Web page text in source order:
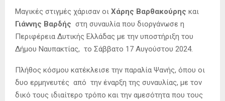
Μαγικές στιγμές χάρισαν οι Χάρης Βαρθακούρης και
Γιάννης Βαρδής στη συναυλία που διοργάνωσε η
Περιφέρεια Δυτικής Ελλάδας με την υποστήριξη του
Δήμου Ναυπακτίας, το Σάββατο 17 Αυγούστου 2024.
Πλήθος κόσμου κατέκλεισε την παραλία Ψανής, όπου οι
δυο ερμηνευτές από την έναρξη της συναυλίας, με τον
δικό τους ιδιαίτερο τρόπο και την αμεσότητα που τους